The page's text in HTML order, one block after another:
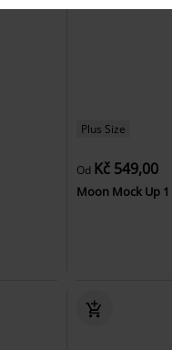
Plus Size
Od Kč 549,00
Moon Mock Up 1